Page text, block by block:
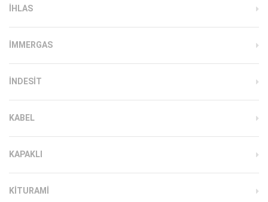
IHLAS
İMMERGAS
INDESIT
KABEL
KAPAKLI
KITURAMI